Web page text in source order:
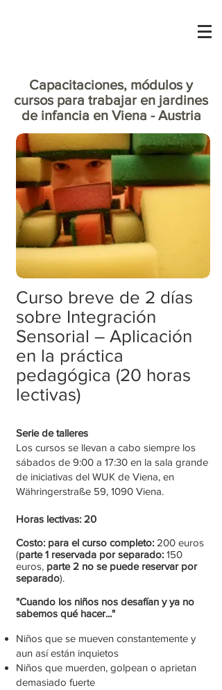
Capacitaciones, módulos y
cursos para trabajar en jardines
de infancia en Viena - Austria
Curso breve de 2 días
sobre Integración
Sensorial – Aplicación
en la práctica
pedagógica (20 horas
lectivas)
Serie de talleres
Los cursos se llevan a cabo siempre los
sábados de 9:00 a 17:30 en la sala grande
de iniciativas del WUK de Viena, en
Währingerstraße 59, 1090 Viena.
Horas lectivas: 20
Costo: para el curso completo: 200 euros
(parte 1 reservada por separado: 150
euros, parte 2 no se puede reservar por
separado).
"Cuando los niños nos desafían y ya no
sabemos qué hacer..."
Niños que se mueven constantemente y
aun así están inquietos
Niños que muerden, golpean o aprietan
demasiado fuerte